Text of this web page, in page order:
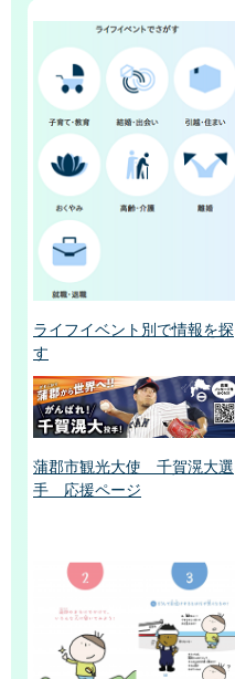
ライフイベント別で情報を探
す
蒲郡市観光大使 千賀滉大選
手 応援ページ